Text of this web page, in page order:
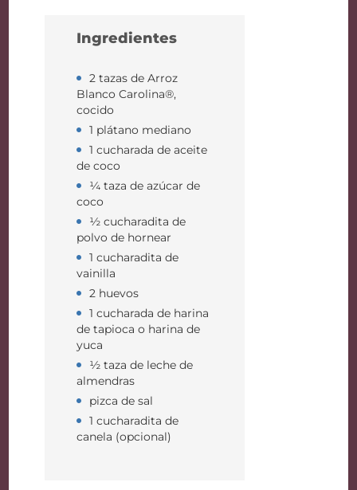
Ingredientes
2 tazas de Arroz
Blanco Carolina®,
cocido
1 plátano mediano
1 cucharada de aceite
de coco
¼ taza de azúcar de
coco
½ cucharadita de
polvo de hornear
1 cucharadita de
vainilla
2 huevos
1 cucharada de harina
de tapioca o harina de
yuca
½ taza de leche de
almendras
pizca de sal
1 cucharadita de
canela (opcional)